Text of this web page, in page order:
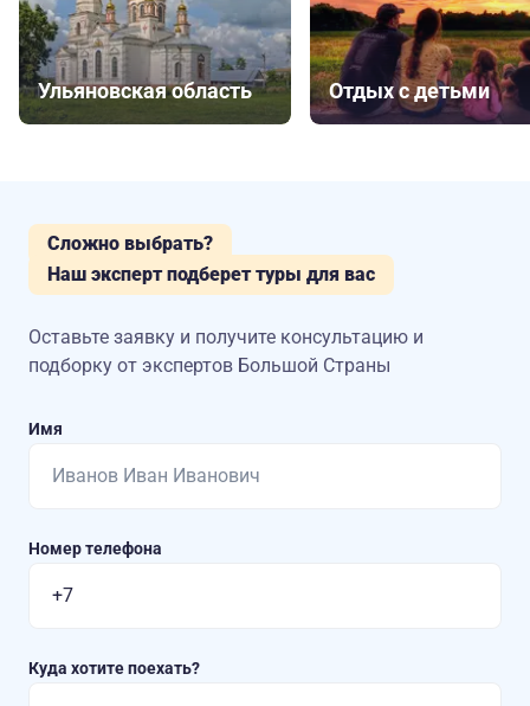
Ульяновская область Отдых с детьми
Сложно выбрать?
Наш эксперт подберет туры для вас
Оставьте заявку и получите консультацию и
подборку от экспертов Большой Страны
Имя
Номер телефона
Куда хотите поехать?